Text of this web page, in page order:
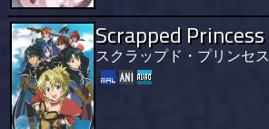
Scrapped Princess
スクラップド・プリンセス